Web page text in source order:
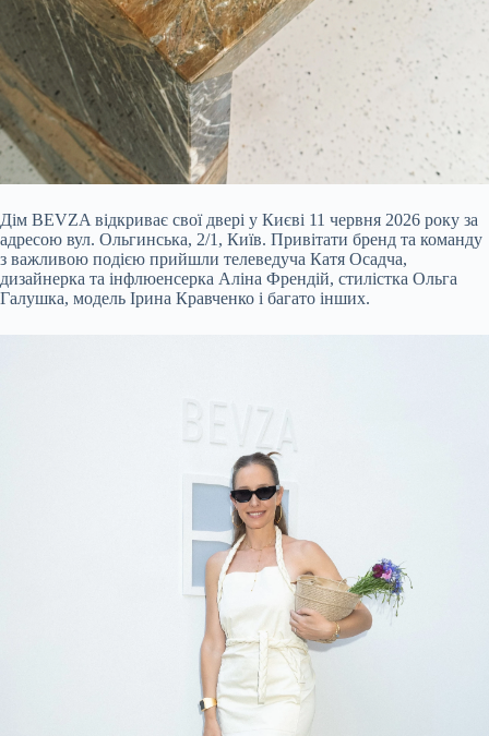
Дім BEVZA відкриває свої двері у Києві 11 червня 2026 року за
адресою вул. Ольгинська, 2/1, Київ. Привітати бренд та команду
з важливою подією прийшли телеведуча Катя Осадча,
дизайнерка та інфлюенсерка Аліна Френдій, стилістка Ольга
Галушка, модель Ірина Кравченко і багато інших.